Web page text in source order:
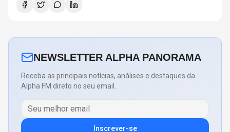
NEWSLETTER ALPHA PANORAMA
Receba as principais notícias, análises e destaques da
Alpha FM direto no seu email.
Inscrever-se